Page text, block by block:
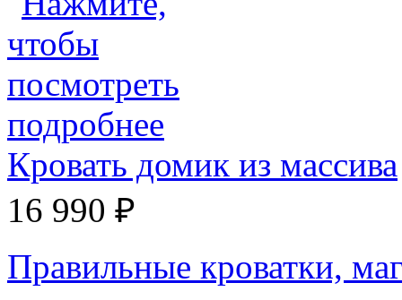
Кровать домик из массива
16 990 ₽
Правильные кроватки,